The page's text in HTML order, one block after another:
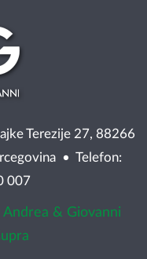
Terezije 27, 88266
• Telefon:
007
Andrea & Giovanni